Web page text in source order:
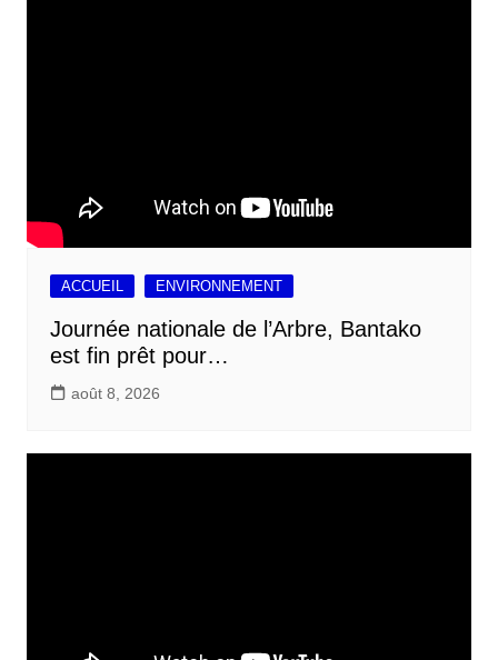
ACCUEIL ENVIRONNEMENT
Journée nationale de l’Arbre, Bantako
est fin prêt pour…
août 8, 2026